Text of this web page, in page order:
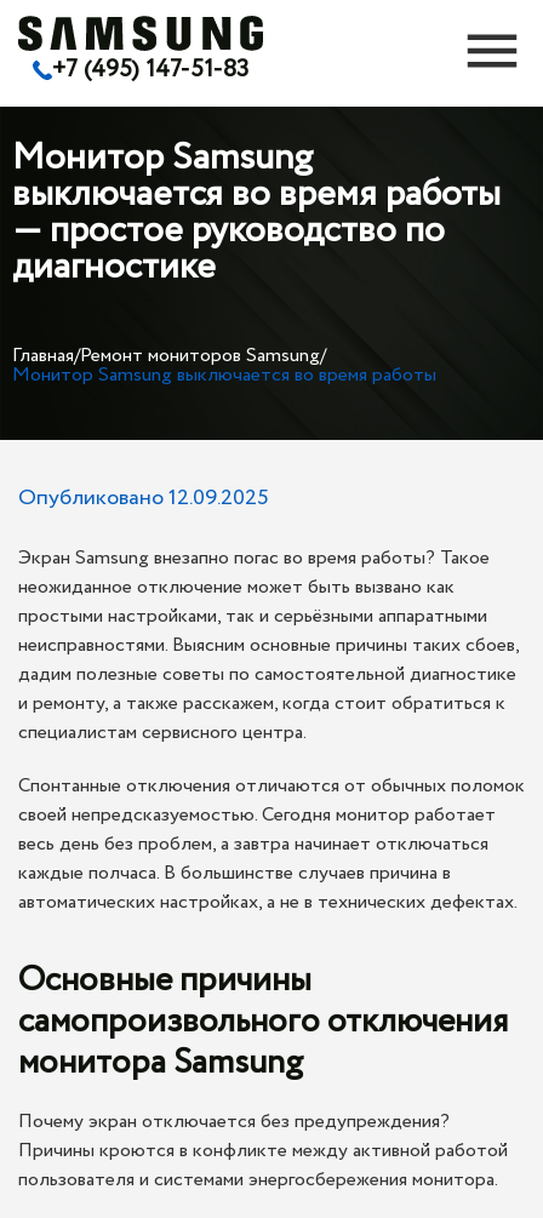
+7 (495) 147-51-83
Монитор Samsung
выключается во время работы
— простое руководство по
диагностике
Главная/Ремонт мониторов Samsung/
Монитор Samsung выключается во время работы
Опубликовано 12.09.2025
Экран Samsung внезапно погас во время работы? Такое
неожиданное отключение может быть вызвано как
простыми настройками, так и серьёзными аппаратными
неисправностями. Выясним основные причины таких сбоев,
дадим полезные советы по самостоятельной диагностике
и ремонту, а также расскажем, когда стоит обратиться к
специалистам сервисного центра.
Спонтанные отключения отличаются от обычных поломок
своей непредсказуемостью. Сегодня монитор работает
весь день без проблем, а завтра начинает отключаться
каждые полчаса. В большинстве случаев причина в
автоматических настройках, а не в технических дефектах.
Основные причины
самопроизвольного отключения
монитора Samsung
Почему экран отключается без предупреждения?
Причины кроются в конфликте между активной работой
пользователя и системами энергосбережения монитора.